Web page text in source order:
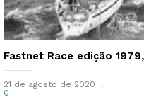
Fastnet Race edição
21 de agosto de 2020
0